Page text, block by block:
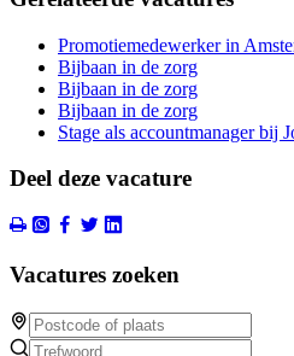
Promotiemedewerker in
Bijbaan in de zorg
Bijbaan in de zorg
Bijbaan in de zorg
Stage als accountmanager bij
Deel deze vacature
Vacatures zoeken